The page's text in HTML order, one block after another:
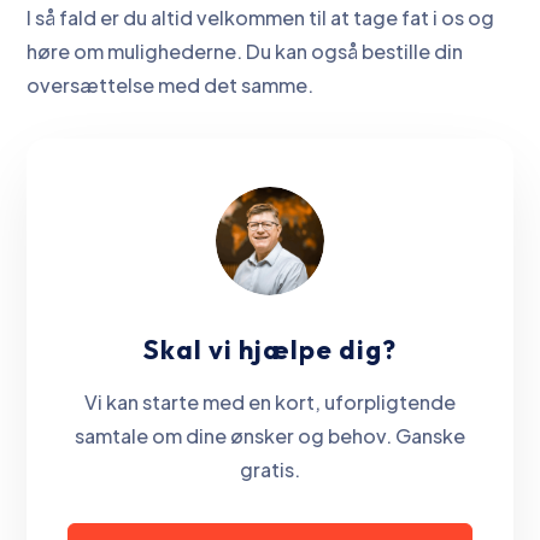
I så fald er du altid velkommen til at tage fat i os og
høre om mulighederne. Du kan også bestille din
oversættelse med det samme.
Skal vi hjælpe dig?
Vi kan starte med en kort, uforpligtende
samtale om dine ønsker og behov. Ganske
gratis.